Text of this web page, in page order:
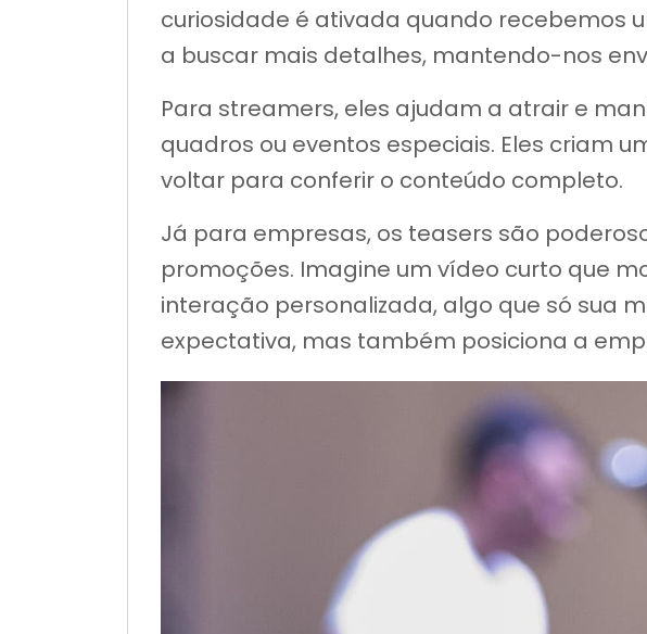
curiosidade é ativada quando recebemos
a buscar mais detalhes, mantendo-nos
Para streamers, eles ajudam a atrair e
quadros ou eventos especiais. Eles criam
voltar para conferir o conteúdo completo.
Já para empresas, os teasers são
promoções. Imagine um vídeo curto que
interação personalizada, algo que só sua
expectativa, mas também posiciona a